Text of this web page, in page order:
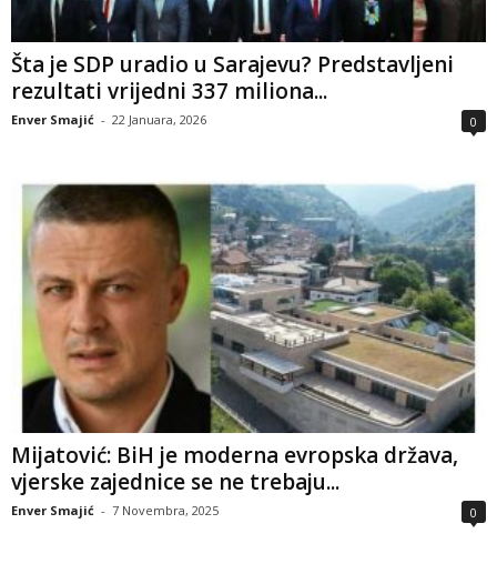
Šta je SDP uradio u Sarajevu? Predstavljeni
rezultati vrijedni 337 miliona...
Enver Smajić - 22 Januara, 2026 0
Mijatović: BiH je moderna evropska država,
vjerske zajednice se ne trebaju...
Enver Smajić - 7 Novembra, 2025 0